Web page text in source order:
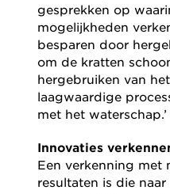
gesprekken op
mogelijkheden
besparen door
om de kratten
hergebruiken van
laagwaardige
met het waterschap.’
Innovaties
Een verkenning met
resultaten is die